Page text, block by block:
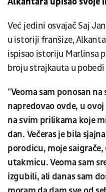
Već jedini osvajač Saj
u istoriji franšize,
ispisao istoriju Marlinsa
broju strajkauta u
"Veoma sam ponosan
napredovao ovde, u
na svim prilikama koje
dan. Večeras je bila
porodicu, moje
utakmicu. Veoma sam
izgubili, ali danas sam